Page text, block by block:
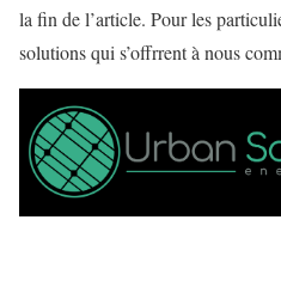
la fin de l’article. Pour les
solutions qui s’offrrent à nous